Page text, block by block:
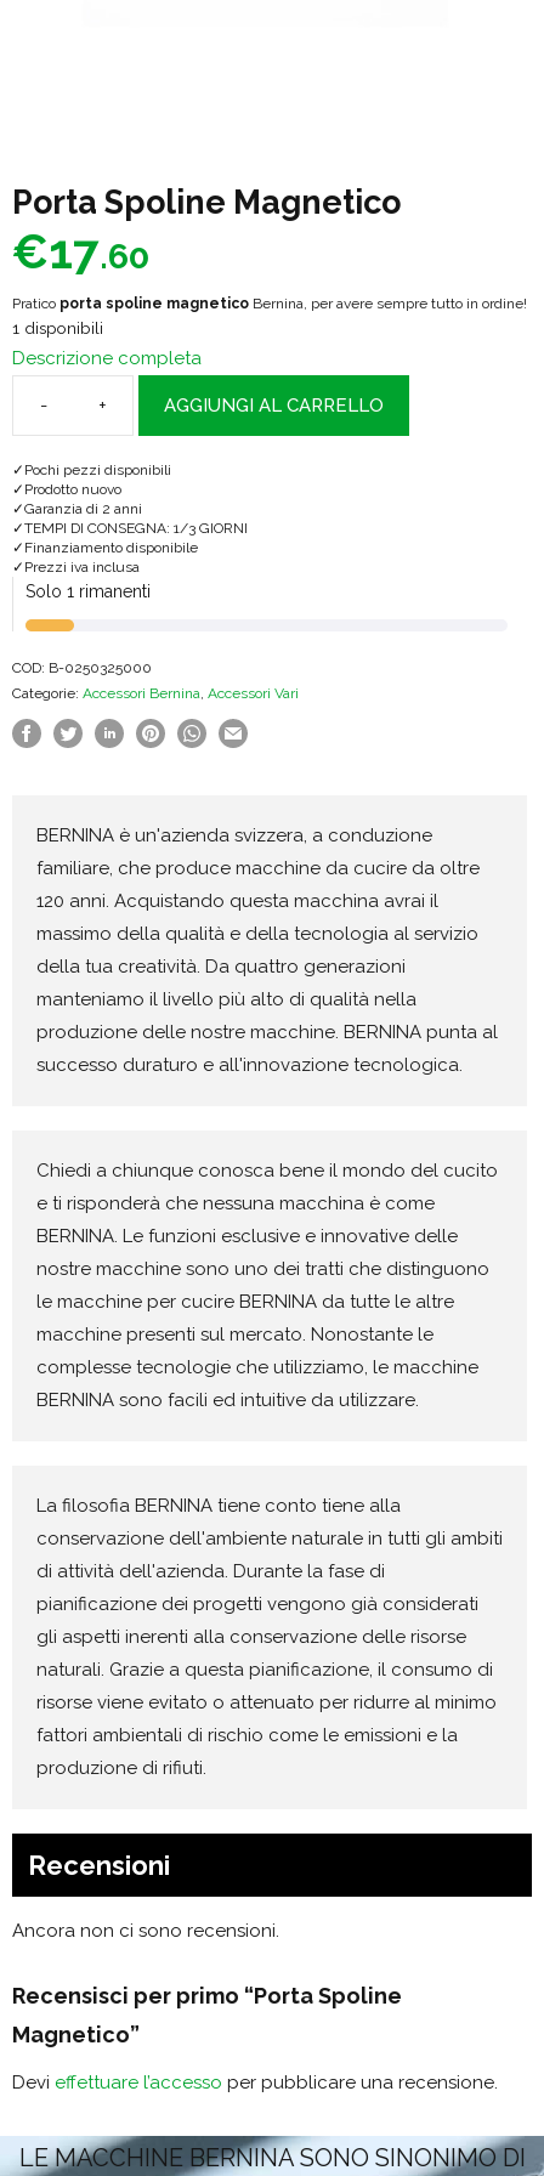
Porta Spoline Magnetico
€17.60
Pratico porta spoline magnetico Bernina, per avere sempre tutto in ordine!
1 disponibili
Descrizione completa
quantità
AGGIUNGI AL CARRELLO
Pochi pezzi disponibili
Prodotto nuovo
Garanzia di 2 anni
TEMPI DI CONSEGNA: 1/3 GIORNI
Finanziamento disponibile
Prezzi iva inclusa
Solo 1 rimanenti
COD: B-0250325000
Categorie: Accessori Bernina, Accessori Vari
BERNINA è un'azienda svizzera, a conduzione
familiare, che produce macchine da cucire da oltre
120 anni. Acquistando questa macchina avrai il
massimo della qualità e della tecnologia al servizio
della tua creatività. Da quattro generazioni
manteniamo il livello più alto di qualità nella
produzione delle nostre macchine. BERNINA punta al
successo duraturo e all'innovazione tecnologica.
Chiedi a chiunque conosca bene il mondo del cucito
e ti risponderà che nessuna macchina è come
BERNINA. Le funzioni esclusive e innovative delle
nostre macchine sono uno dei tratti che distinguono
le macchine per cucire BERNINA da tutte le altre
macchine presenti sul mercato. Nonostante le
complesse tecnologie che utilizziamo, le macchine
BERNINA sono facili ed intuitive da utilizzare.
La filosofia BERNINA tiene conto tiene alla
conservazione dell'ambiente naturale in tutti gli ambiti
di attività dell'azienda. Durante la fase di
pianificazione dei progetti vengono già considerati
gli aspetti inerenti alla conservazione delle risorse
naturali. Grazie a questa pianificazione, il consumo di
risorse viene evitato o attenuato per ridurre al minimo
fattori ambientali di rischio come le emissioni e la
produzione di rifiuti.
Recensioni
Ancora non ci sono recensioni.
Recensisci per primo “Porta Spoline
Magnetico”
Devi effettuare l’accesso per pubblicare una recensione.
LE MACCHINE BERNINA SONO SINONIMO DI